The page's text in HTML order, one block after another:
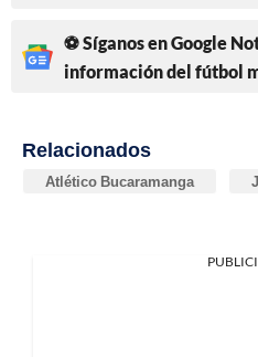
⚽ Síganos en Google
información del fútbol
Relacionados
Atlético Bucaramanga